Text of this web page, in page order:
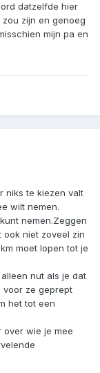
datzelfde hier
zijn en genoeg
mijn pa en
niks te kiezen valt
wilt nemen.
nemen.Zeggen
niet zoveel zin
moet lopen tot je
nut als je dat
voor ze geprept
het tot een
over wie je mee